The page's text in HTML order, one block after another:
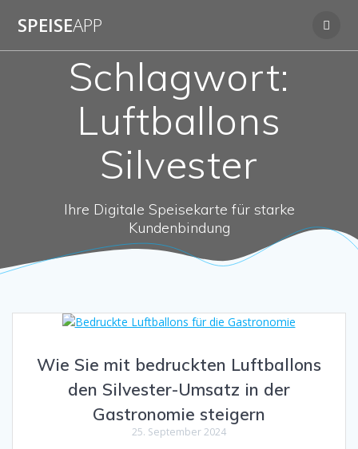
SPEISEAPP
Schlagwort:
Luftballons
Silvester
Ihre Digitale Speisekarte für starke
Kundenbindung
Wie Sie mit bedruckten Luftballons
den Silvester-Umsatz in der
Gastronomie steigern
25. September 2024